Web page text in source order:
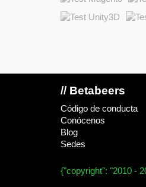
// Betabeers
Código de conducta
Conócenos
Blog
Sedes
{"copyright": "2010 -